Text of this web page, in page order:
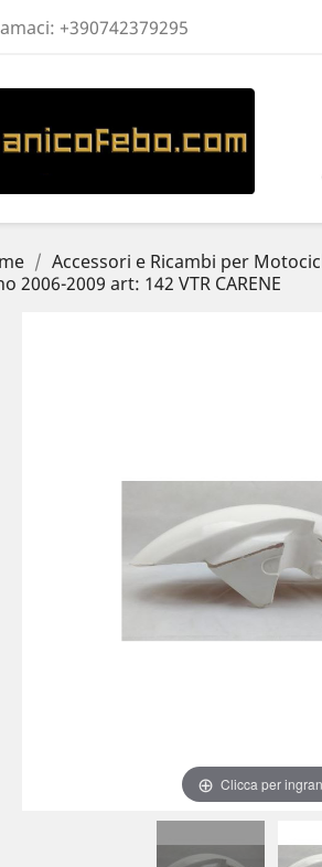
+390742379295
Accessori e Ricambi per
2006-2009 art: 142 VTR CARENE
Clicca per